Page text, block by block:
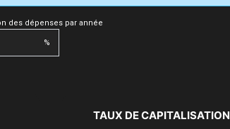
des dépenses par année
%
TAUX DE CAPITALISATION